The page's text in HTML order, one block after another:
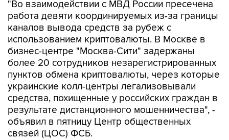
каналов вывода средств за рубеж с
использованием криптовалюты. В Москве в
бизнес-центре "Москва-Сити" задержаны
более 20 сотрудников незарегистрированных
пунктов обмена криптовалюты, через которые
украинские колл-центры легализовывали
средства, похищенные у российских граждан в
результате дистанционного мошенничества", -
объявил в пятницу Центр общественных
связей (ЦОС) ФСБ.
По данным спецслужбы, в обменных пунктах